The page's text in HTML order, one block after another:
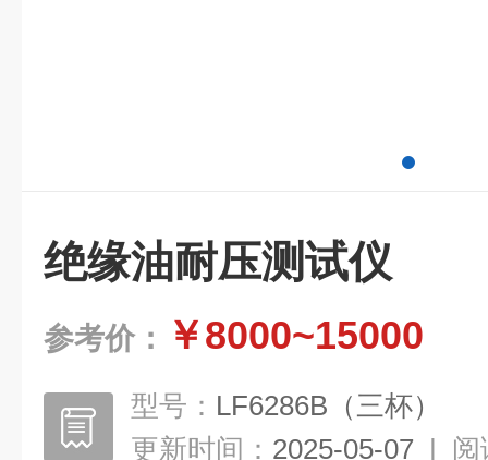
绝缘油耐压测试仪
参考价： ￥8000~15000
型号： LF6286B（三杯）
更新时间： 2025-05-07 | 阅